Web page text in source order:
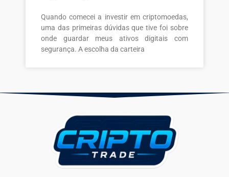
Quando comecei a investir em criptomoedas,
uma das primeiras dúvidas que tive foi sobre
onde guardar meus ativos digitais com
segurança. A escolha da carteira